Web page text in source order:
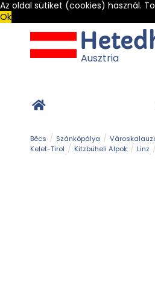
Az oldal sütiket (cookies) használ.
Ok
Ausztria
Bécs Szánkópálya
Kelet-Tirol
Kitzbüheli Alpok Linz